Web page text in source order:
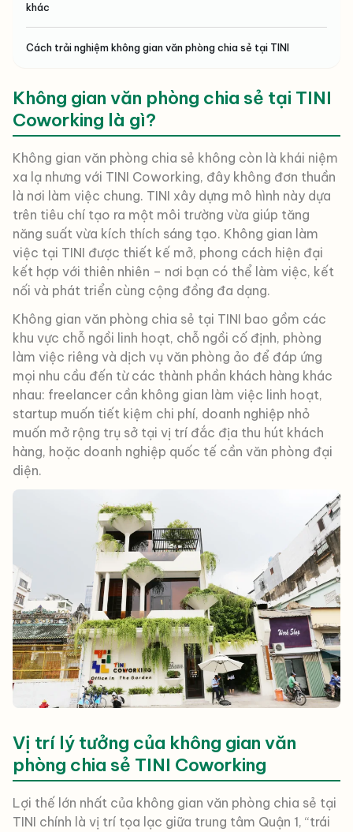
khác
Cách trải nghiệm không gian văn phòng chia sẻ tại TINI
Không gian văn phòng chia sẻ tại TINI
Coworking là gì?
Không gian văn phòng chia sẻ không còn là khái niệm
xa lạ nhưng với TINI Coworking, đây không đơn thuần
là nơi làm việc chung. TINI xây dựng mô hình này dựa
trên tiêu chí tạo ra một môi trường vừa giúp tăng
năng suất vừa kích thích sáng tạo. Không gian làm
việc tại TINI được thiết kế mở, phong cách hiện đại
kết hợp với thiên nhiên – nơi bạn có thể làm việc, kết
nối và phát triển cùng cộng đồng đa dạng.
Không gian văn phòng chia sẻ tại TINI bao gồm các
khu vực chỗ ngồi linh hoạt, chỗ ngồi cố định, phòng
làm việc riêng và dịch vụ văn phòng ảo để đáp ứng
mọi nhu cầu đến từ các thành phần khách hàng khác
nhau: freelancer cần không gian làm việc linh hoạt,
startup muốn tiết kiệm chi phí, doanh nghiệp nhỏ
muốn mở rộng trụ sở tại vị trí đắc địa thu hút khách
hàng, hoặc doanh nghiệp quốc tế cần văn phòng đại
diện.
Vị trí lý tưởng của không gian văn
phòng chia sẻ TINI Coworking
Lợi thế lớn nhất của không gian văn phòng chia sẻ tại
TINI chính là vị trí tọa lạc giữa trung tâm Quận 1, “trái